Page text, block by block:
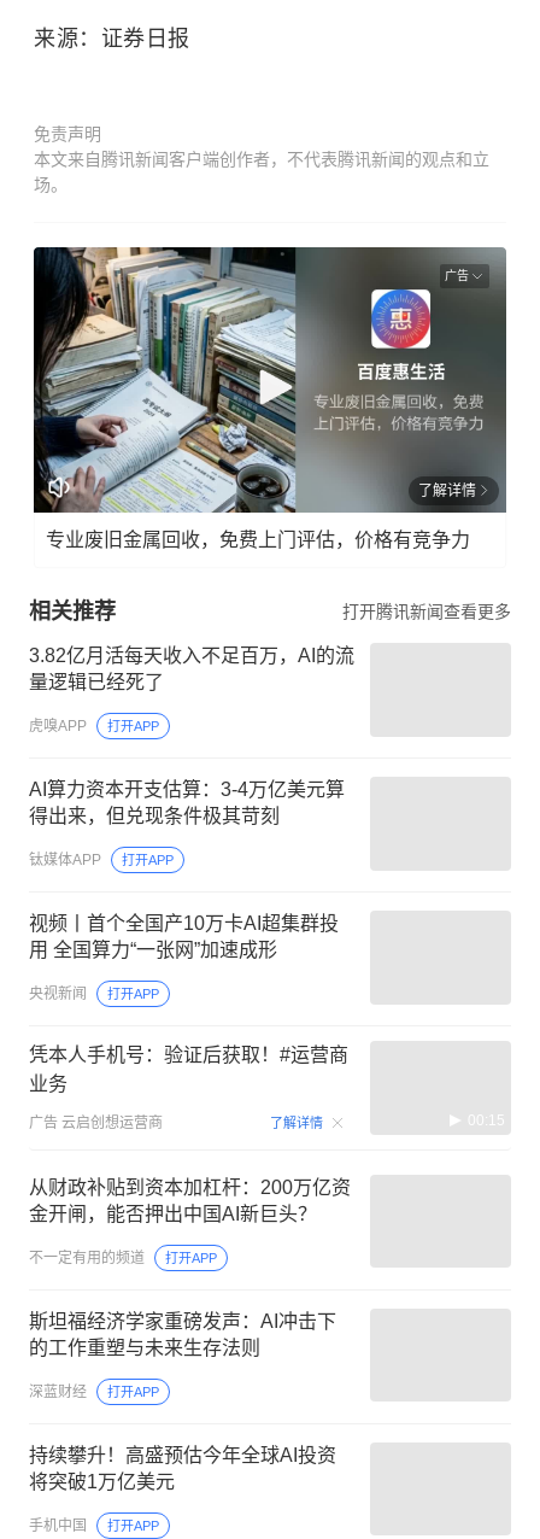
来源：证券日报
免责声明
本文来自腾讯新闻客户端创作者，不代表腾讯新闻的观点和立
场。
广告
了解详情
专业废旧金属回收，免费上门评估，价格有竞争力
相关推荐 打开腾讯新闻查看更多
3.82亿月活每天收入不足百万，AI的流
量逻辑已经死了
虎嗅APP 打开APP
AI算力资本开支估算：3-4万亿美元算
得出来，但兑现条件极其苛刻
钛媒体APP 打开APP
视频丨首个全国产10万卡AI超集群投
用 全国算力“一张网”加速成形
央视新闻 打开APP
凭本人手机号：验证后获取！#运营商
业务
广告 云启创想运营商 了解详情 00:15
从财政补贴到资本加杠杆：200万亿资
金开闸，能否押出中国AI新巨头？
不一定有用的频道 打开APP
斯坦福经济学家重磅发声：AI冲击下
的工作重塑与未来生存法则
深蓝财经 打开APP
持续攀升！高盛预估今年全球AI投资
将突破1万亿美元
手机中国 打开APP